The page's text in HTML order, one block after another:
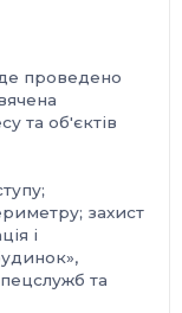
проведено
та об'єктів
захист
і
та